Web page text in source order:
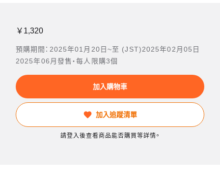
￥1,320
預購期間：2025年01月20日~至 (JST)2025年02月05日
2025年06月發售・每人限購3個
加入購物車
加入追蹤清單
請登入後查看商品能否購買等詳情。